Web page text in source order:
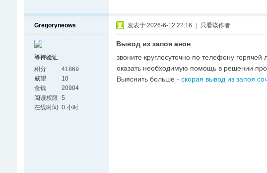
Gregoryneows
等待验证
积分
41869
威望
10
金钱
20904
阅读权限 5
在线时间 0 小时
发表于 2026-6-12 22:16 只看该作者
Вывод из запоя анон
звоните круглосуточно по телефону
оказать необходимую помощь в решении
Выяснить больше - скорая вывод из запоя